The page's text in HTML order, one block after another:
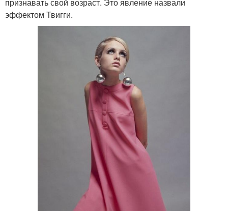
признавать свой возраст. Это явление назвали
эффектом Твигги.